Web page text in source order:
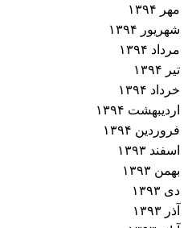
مهر ۱۳۹۴
شهریور ۱۳۹۴
مرداد ۱۳۹۴
تیر ۱۳۹۴
خرداد ۱۳۹۴
اردیبهشت ۱۳۹۴
فروردین ۱۳۹۴
اسفند ۱۳۹۳
بهمن ۱۳۹۳
دی ۱۳۹۳
آذر ۱۳۹۳